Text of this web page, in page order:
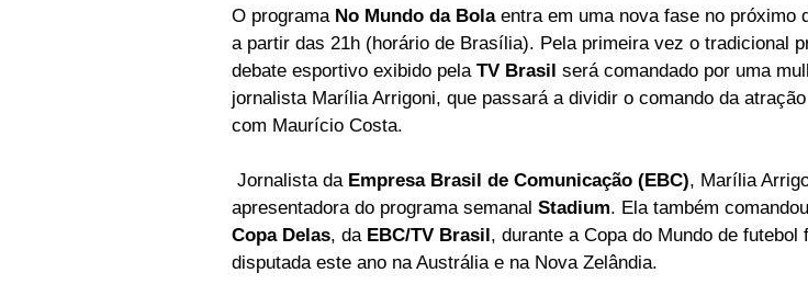
O programa No Mundo da Bola entra em uma nova fase no próximo
a partir das 21h (horário de Brasília). Pela primeira vez o tradicional
debate esportivo exibido pela TV Brasil será comandado por uma
jornalista Marília Arrigoni, que passará a dividir o comando da
com Maurício Costa.
Jornalista da Empresa Brasil de Comunicação (EBC), Marília
apresentadora do programa semanal Stadium. Ela também
Copa Delas, da EBC/TV Brasil , durante a Copa do Mundo de futebol
disputada este ano na Austrália e na Nova Zelândia.